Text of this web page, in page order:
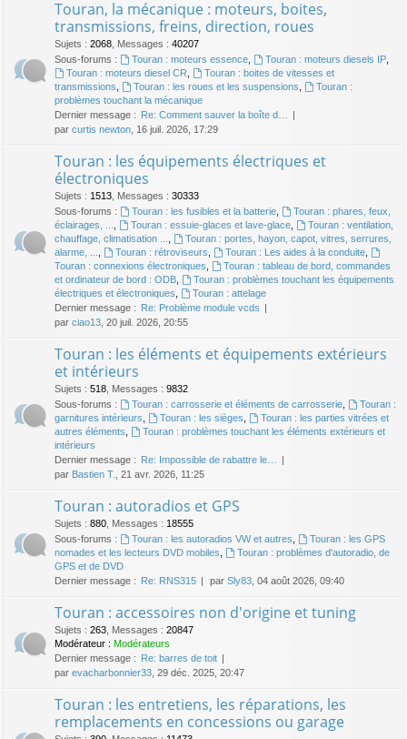
Touran, la mécanique : moteurs, boites,
transmissions, freins, direction, roues
Sujets : 2068 Messages : 40207
Sous-forums :
Touran : moteurs essence, Touran : moteurs diesels IP,
Touran : moteurs diesel CR
Touran : boites de vitesses et
transmissions
Touran : les roues et les suspensions
Touran :
problèmes touchant la mécanique
Dernier message :
Re: Comment sauver la boîte d…
par curtis newton , 16 juil. 2026, 17:29
Touran : les équipements électriques et
électroniques
Sujets : 1513 Messages : 30333
Sous-forums :
Touran : les fusibles et la batterie,
Touran : phares, feux,
éclairages, ...
Touran : essuie-glaces et lave-glace,
Touran : ventilation,
chauffage, climatisation ...
Touran : portes, hayon, capot, vitres, serrures,
alarme, ...
Touran : rétroviseurs Touran : Les aides à la conduite,
Touran : connexions électroniques
Touran : tableau de bord, commandes
et ordinateur de bord : ODB
Touran : problèmes touchant les équipements
électriques et électroniques
Touran : attelage
Dernier message :
Re: Problème module vcds
par ciao13 , 20 juil. 2026, 20:55
Touran : les éléments et équipements extérieurs
et intérieurs
Sujets : 518 Messages : 9832
Sous-forums :
Touran : carrosserie et éléments de carrosserie,
Touran :
garnitures intérieurs
Touran : les sièges
Touran : les parties vitrées et
autres éléments
Touran : problèmes touchant les éléments extérieurs et
intérieurs
Dernier message :
Re: Impossible de rabattre le…
par Bastien T. , 21 avr. 2026, 11:25
Touran : autoradios et GPS
Sujets : 880 Messages : 18555
Sous-forums :
Touran : les autoradios VW et autres
Touran : les GPS
nomades et les lecteurs DVD mobiles
Touran : problèmes d'autoradio, de
GPS et de DVD
Dernier message :
Re: RNS315 par Sly83 , 04 août 2026, 09:40
Touran : accessoires non d'origine et tuning
Sujets : 263 Messages : 20847
Modérateur : Modérateurs
Dernier message :
Re: barres de toit
par evacharbonnier33 , 29 déc. 2025, 20:47
Touran : les entretiens, les réparations, les
remplacements en concessions ou garage